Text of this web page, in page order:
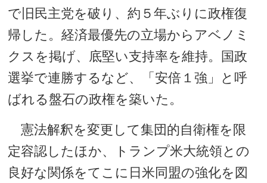
で旧民主党を破り、約５年ぶりに政権復
帰した。経済最優先の立場からアベノミ
クスを掲げ、底堅い支持率を維持。国政
選挙で連勝するなど、「安倍１強」と呼
ばれる盤石の政権を築いた。
憲法解釈を変更して集団的自衛権を限
定容認したほか、トランプ米大統領との
良好な関係をてこに日米同盟の強化を図